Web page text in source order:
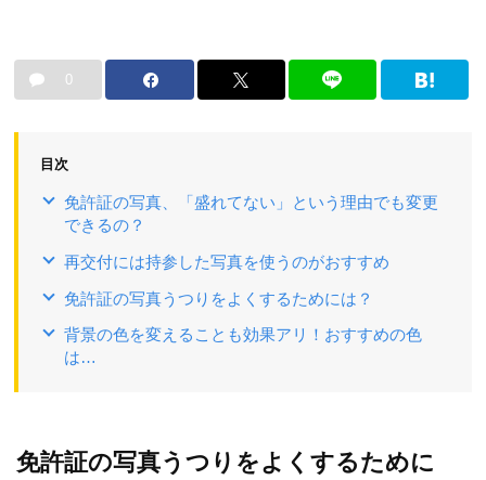
0
目次
免許証の写真、「盛れてない」という理由でも変更
できるの？
再交付には持参した写真を使うのがおすすめ
免許証の写真うつりをよくするためには？
背景の色を変えることも効果アリ！おすすめの色
は…
免許証の写真うつりをよくするために